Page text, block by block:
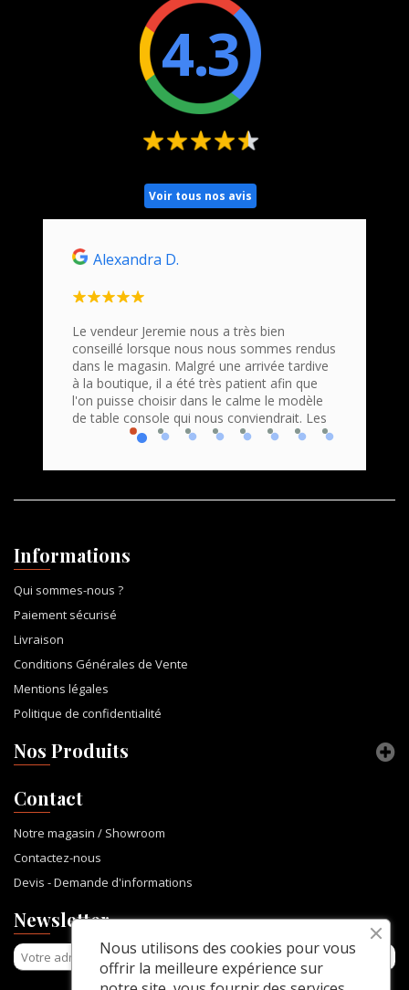
4.3
Voir tous nos avis
Alexandra D.
Le vendeur Jeremie nous a très bien
conseillé lorsque nous nous sommes rendus
dans le magasin. Malgré une arrivée tardive
à la boutique, il a été très patient afin que
l'on puisse choisir dans le calme le modèle
de table console qui nous conviendrait. Les
Informations
Qui sommes-nous ?
Paiement sécurisé
Livraison
Conditions Générales de Vente
Mentions légales
Politique de confidentialité
Nos Produits
Contact
Notre magasin / Showroom
Contactez-nous
Devis - Demande d'informations
Newsletter
Nous utilisons des cookies pour vous
offrir la meilleure expérience sur